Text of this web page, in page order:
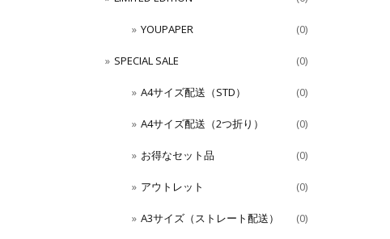
YOUPAPER (0)
SPECIAL SALE (0)
A4サイズ配送（STD） (0)
A4サイズ配送（2つ折り） (0)
お得なセット品 (0)
アウトレット (0)
A3サイズ（ストレート配送） (0)